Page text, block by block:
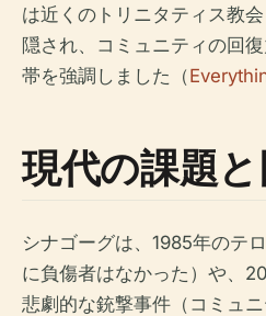
は近くのトリニタティス教
隠され、コミュニティの回
帯を強調しました（
現代の課題
シナゴーグは、1985年のテ
に負傷者はなかった）や、
悲劇的な銃撃事件（コミュ